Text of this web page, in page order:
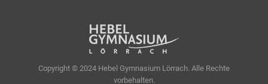
Copyright © 2024 Hebel Gymnasium Lörrach. Alle Rechte
vorbehalten.